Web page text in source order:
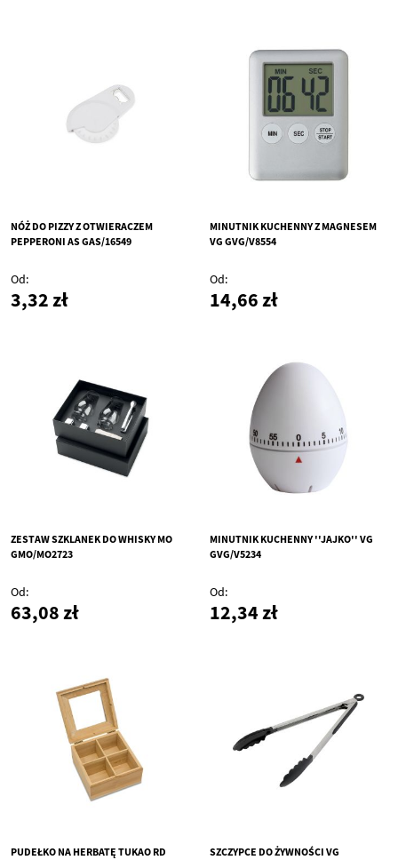
NÓŻ DO PIZZY Z OTWIERACZEM
PEPPERONI AS GAS/16549
Od
3,32 zł
MINUTNIK KUCHENNY Z MAGNESEM
VG GVG/V8554
Od
14,66 zł
ZESTAW SZKLANEK DO WHISKY MO
GMO/MO2723
Od
63,08 zł
MINUTNIK KUCHENNY ''JAJKO'' VG
GVG/V5234
Od
12,34 zł
PUDEŁKO NA HERBATĘ TUKAO RD SZCZYPCE DO ŻYWNOŚCI VG